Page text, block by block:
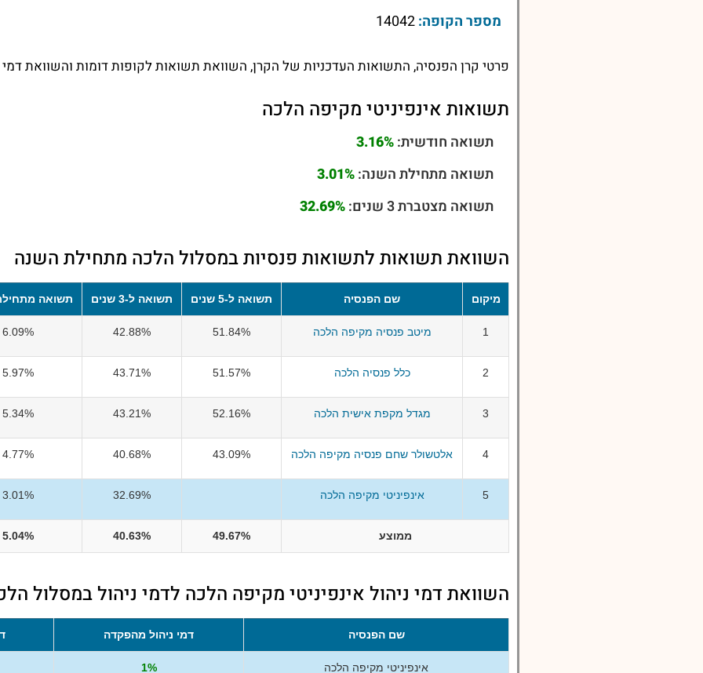
מספר הקופה:
פרטי קרן הפנסיה, התשואות העדכניות של הקרן, השוואת תשואות לקופות דומות והשוואת דמי
תשואות אינפיניטי מקיפה הלכה
תשואה חודשית:3.16%
תשואה מתחילת השנה:3.01%
תשואה מצטברת 3 שנים:
32.69%
השוואת תשואות לתשואות פנסיות במסלול הלכה מתחילת השנה
מיקום שם הפנסיה תשואה ל-5 שנים תשואה ל-3 שנים תשואה
1 מיטב פנסיה מקיפה הלכה 51.84%
42.88%
6.09%
2 כלל פנסיה הלכה 51.57%
43.71%
5.97%
3 מגדל מקפת אישית הלכה 52.16%
43.21%
5.34%
4 אלטשולר שחם פנסיה מקיפה הלכה 43.09%
40.68%
4.77%
5 אינפיניטי מקיפה הלכה 32.69%
3.01%
ממוצע 49.67%
40.63%
5.04%
השוואת דמי ניהול אינפיניטי מקיפה הלכה לדמי ניהול במסלול
שם הפנסיה דמי ניהול מהפקדה
אינפיניטי מקיפה הלכה 1%